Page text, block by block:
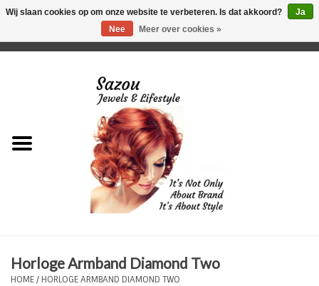
Just for Him
Plus Size Sieraden
Horloge Armband Diamond Two
HOME/ HORLOGE ARMBAND DIAMOND TWO
Wij slaan cookies op om onze website te verbeteren. Is dat akkoord?
Ja
Nee
Meer over cookies »